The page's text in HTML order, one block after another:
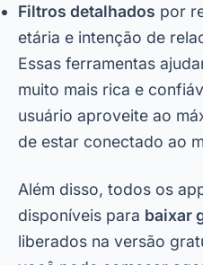
Filtros detalhados por
etária e intenção de
Essas ferramentas
muito mais rica e
usuário aproveite ao
de estar conectado ao
Além disso, todos os
disponíveis para baixar
liberados na versão